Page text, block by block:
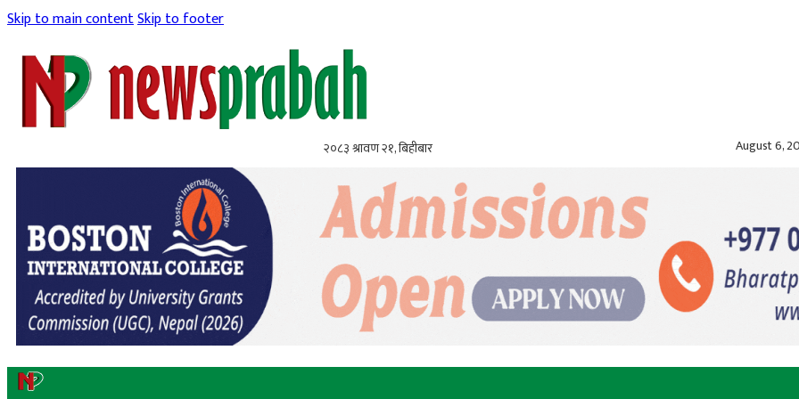
Skip to main contentSkip to footer
२०८३ श्रावण २१, बिहीबार August 6,